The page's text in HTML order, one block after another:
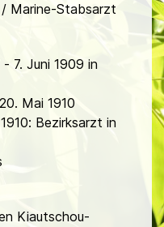
Marine-Stabsarzt
7. Juni 1909 in
Mai 1910
Bezirksarzt in
Kiautschou-